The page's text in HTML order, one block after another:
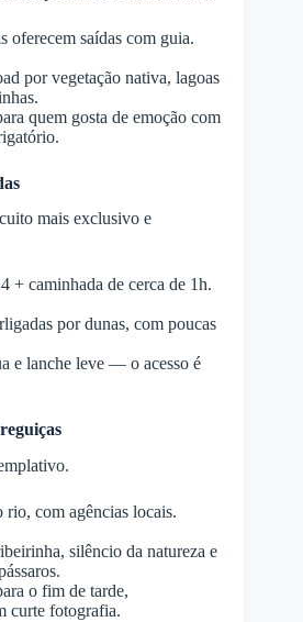
oferecem saídas com guia.
por vegetação nativa, lagoas
quem gosta de emoção com
mais exclusivo e
+ caminhada de cerca de 1h.
por dunas, com poucas
e lanche leve — o acesso é
rio, com agências locais.
silêncio da natureza e
o fim de tarde,
curte fotografia.